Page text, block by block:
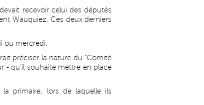
recevoir celui des députés
Wauquiez. Ces deux derniers
ou mercredi.
préciser la nature du "Comité
- qu'il souhaite mettre en place
primaire, lors de laquelle ils